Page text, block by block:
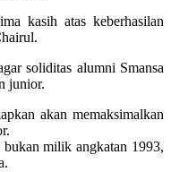
kasih atas keberhasilan
soliditas alumni Smansa
junior.
akan memaksimalkan
milik angkatan 1993,